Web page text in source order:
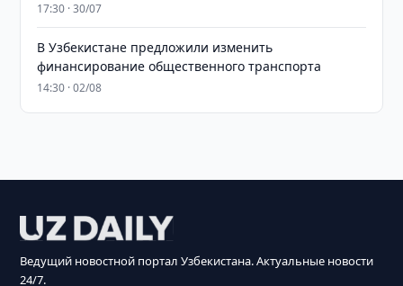
17:30 · 30/07
В Узбекистане предложили изменить
финансирование общественного транспорта
14:30 · 02/08
Ведущий новостной портал Узбекистана. Актуальные новости
24/7.